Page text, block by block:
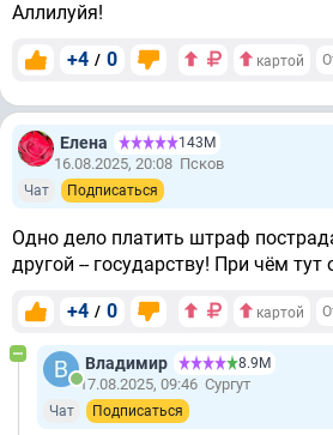
Аллилуйя!
+4 / 0 картой
Елена 143М
16.08.2025, 20:08 Псков
Чат Подписаться
Одно дело платить штраф
другой -- государству! При чём тут
+4 / 0 картой
Владимир 8.9М
17.08.2025, 09:46 Сургут
Чат Подписаться